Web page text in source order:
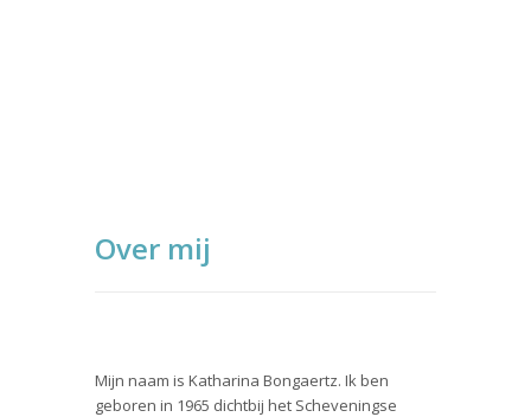
Over mij
Mijn naam is Katharina Bongaertz. Ik ben
geboren in 1965 dichtbij het Scheveningse